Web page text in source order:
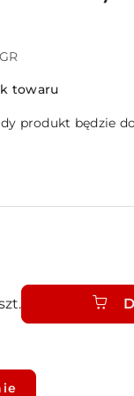
towaru
produkt będzie